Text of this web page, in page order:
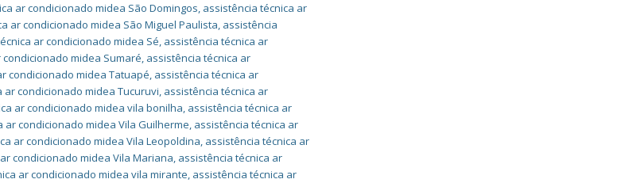
ar condicionado midea São Domingos, assistência técnica ar
ar condicionado midea São Miguel Paulista, assistência
ar condicionado midea Sé, assistência técnica ar
midea Sumaré, assistência técnica ar
condicionado midea Tatuapé, assistência técnica ar
ar condicionado midea Tucuruvi, assistência técnica ar
ar condicionado midea vila bonilha, assistência técnica ar
ar condicionado midea Vila Guilherme, assistência técnica ar
ar condicionado midea Vila Leopoldina, assistência técnica ar
condicionado midea Vila Mariana, assistência técnica ar
ar condicionado midea vila mirante, assistência técnica ar